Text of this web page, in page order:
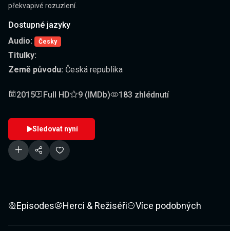
překvapivé rozuzlení.
Dostupné jazyky
Audio:
Česky
Titulky:
Země původu: Česká republika
2015 Full HD 9 (IMDb) 183 zhlédnutí
Sledovat nyní
Episodes Herci & Režiséři Více podobných